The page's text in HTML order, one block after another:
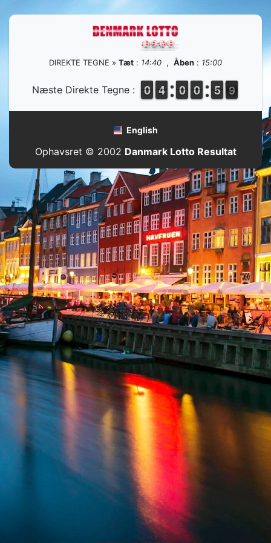
DIREKTE TEGNE » Tæt : 14:40 , Åben : 15:00
Næste Direkte Tegne : 9
9
0
0 3
3
4
4 9
9
0
0 1
0
0 0
5
5 9
9
8
English
Ophavsret © 2002 Danmark Lotto Resultat